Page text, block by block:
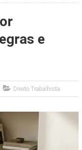
e
Direito Trabalhista